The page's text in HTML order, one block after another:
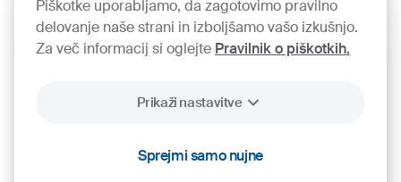
Piškotke uporabljamo, da zagotovimo pravilno
delovanje naše strani in izboljšamo vašo izkušnjo.
Za več informacij si oglejte Pravilnik o piškotkih.
Prikaži nastavitve
Sprejmi samo nujne
Pravno obvestiloVarstvo osebnih podatkov